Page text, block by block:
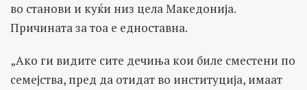
во станови и куќи низ цела Македонија.
Причината за тоа е едноставна.
„Ако ги видите сите дечиња кои биле сместени по
семејства, пред да отидат во институција, имаат